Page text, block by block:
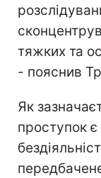
тяжких та
- пояснив
Як
проступок